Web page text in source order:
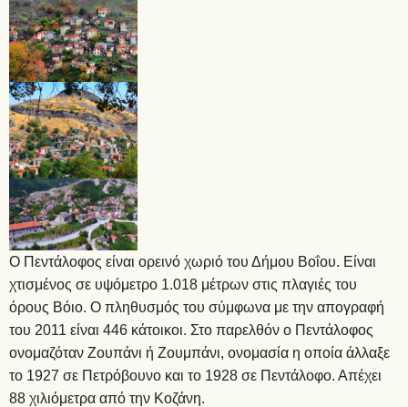
Ο Πεντάλοφος είναι ορεινό χωριό του Δήμου Βοΐου. Είναι
χτισμένος σε υψόμετρο 1.018 μέτρων στις πλαγιές του
όρους Βόιο. Ο πληθυσμός του σύμφωνα με την απογραφή
του 2011 είναι 446 κάτοικοι. Στο παρελθόν ο Πεντάλοφος
ονομαζόταν Ζουπάνι ή Ζουμπάνι, ονομασία η οποία άλλαξε
το 1927 σε Πετρόβουνο και το 1928 σε Πεντάλοφο. Απέχει
88 χιλιόμετρα από την Κοζάνη.